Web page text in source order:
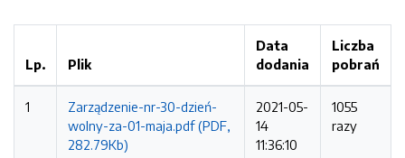
Lp. Plik
Data
dodania
Liczba
pobrań
1
Zarządzenie-nr-30-dzień-
wolny-za-01-maja.pdf (PDF,
282.79Kb)
2021-05-
14
11:36:10
1055
razy